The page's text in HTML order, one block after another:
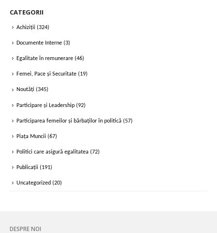
CATEGORII
Achiziții (324)
Documente Interne (3)
Egalitate în remunerare (46)
Femei, Pace și Securitate (19)
Noutăți (345)
Participare și Leadership (92)
Participarea femeilor și bărbaților în politică (57)
Piața Muncii (67)
Politici care asigură egalitatea (72)
Publicații (191)
Uncategorized (20)
DESPRE NOI